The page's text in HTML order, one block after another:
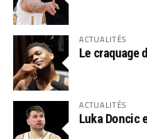
ACTUALITÉS
Le craquage
ACTUALITÉS
Luka Doncic